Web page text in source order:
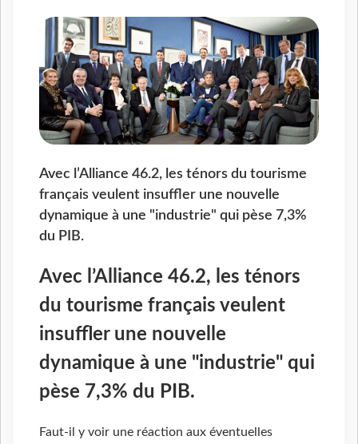
Avec l’Alliance 46.2, les ténors du tourisme
français veulent insuffler une nouvelle
dynamique à une "industrie" qui pèse 7,3%
du PIB.
Avec l’Alliance 46.2, les ténors
du tourisme français veulent
insuffler une nouvelle
dynamique à une "industrie" qui
pèse 7,3% du PIB.
Faut-il y voir une réaction aux éventuelles